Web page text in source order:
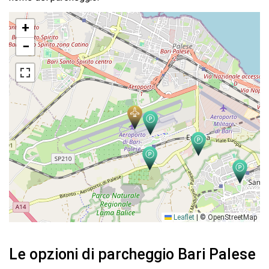
+
−
Leaflet © OpenStreetMap
Le opzioni di parcheggio Bari Palese